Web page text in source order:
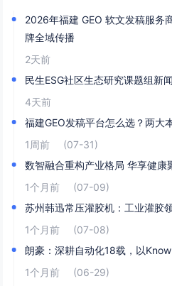
2026年福建 GEO 软文发稿服务
牌全域传播
2天前
民生ESG社区生态研究课题组新
4天前
福建GEO发稿平台怎么选？两大
1周前
(07-31)
数智融合重构产业格局 华享健康
1个月前
(07-09)
苏州韩迅常压灌胶机：工业灌胶
1个月前
(07-08)
朗豪：深耕自动化18载，以
1个月前
(06-29)